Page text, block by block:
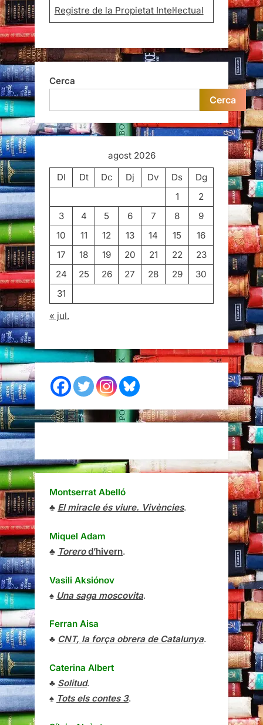
Registre de la Propietat Intel·lectual
Cerca
Cerca
agost 2026
Dl
Dt Dc Dj Dv Ds
Dg
1
2
3
4 5 6 7 8
9
10
11 12 13 14 15
16
17
18 19 20 21 22
23
24
25 26 27 28 29
30
31
« jul.
Montserrat Abelló
♣ El miracle és viure. Vivències.
Miquel Adam
♣ Torerod’hivern.
Vasili Aksiónov
♠ Una saga moscovita.
Ferran Aisa
♣ CNT, la força obrera de Catalunya.
Caterina Albert
♣ Solitud.
♠ Tots els contes 3.